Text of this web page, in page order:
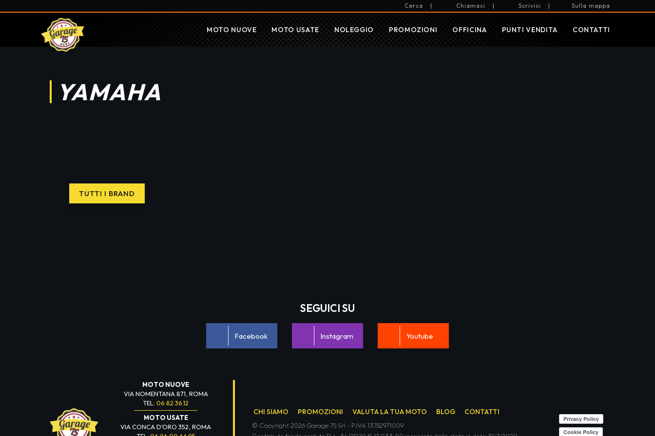
Cerca | Chiamaci | Scrivici | Sulla mappa
MOTO NUOVE MOTO USATE NOLEGGIO PROMOZIONI OFFICINA PUNTI VENDITA CONTATTI
YAMAHA
TUTTI I BRAND
SEGUICI SU
Facebook Instagram Youtube
MOTO NUOVE
VIA NOMENTANA 871, ROMA
TEL: 06 82.36.12
MOTO USATE
VIA CONCA D'ORO 352, ROMA
CHI SIAMO PROMOZIONI VALUTA LA TUA MOTO BLOG CONTATTI
© Copyright 2026 Garage 75 Srl - P.IVA 13782971009